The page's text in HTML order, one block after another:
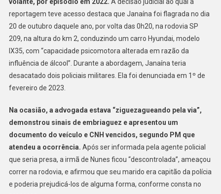
volante, por episódio em 2022. A decisão judicial ao qual a
reportagem teve acesso destaca que Janaína foi flagrada no dia
20 de outubro daquele ano, por volta das 0h20, na rodovia SP
209, na altura do km 2, conduzindo um carro Hyundai, modelo
IX35, com “capacidade psicomotora alterada em razão da
influência de álcool”. Durante a abordagem, Janaína teria
desacatado dois policiais militares. Ela foi denunciada em 1º de
fevereiro de 2023.
Na ocasião, a advogada estava “ziguezagueando pela via”,
demonstrou sinais de embriaguez e apresentou um
documento do veículo e CNH vencidos, segundo PM que
atendeu a ocorrência. Após ser informada pela agente policial
que seria presa, a irmã de Nunes ficou “descontrolada”, ameaçou
correr na rodovia, e afirmou que seu marido era capitão da polícia
e poderia prejudicá-los de alguma forma, conforme consta no